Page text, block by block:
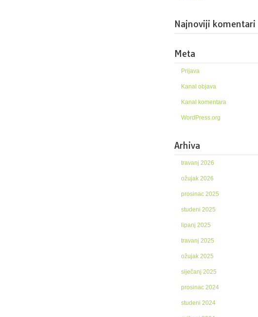
Najnoviji komentari
Meta
Prijava
Kanal objava
Kanal komentara
WordPress.org
Arhiva
travanj 2026
ožujak 2026
prosinac 2025
studeni 2025
lipanj 2025
travanj 2025
ožujak 2025
siječanj 2025
prosinac 2024
studeni 2024